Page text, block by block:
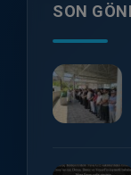
SON